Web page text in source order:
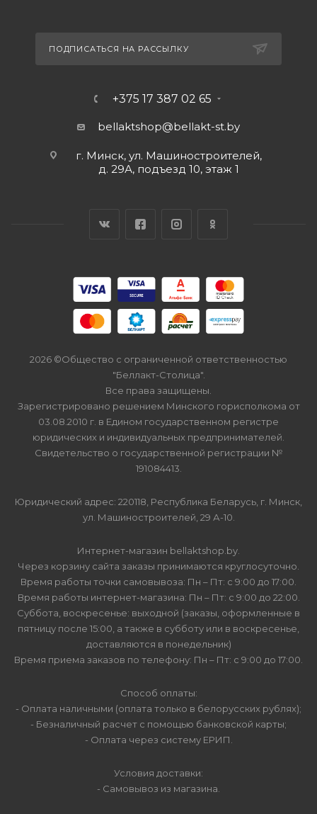
ПОДПИСАТЬСЯ НА РАССЫЛКУ
+375 17 387 02 65
bellaktshop@bellakt-st.by
г. Минск, ул. Машиностроителей,
д. 29А, подъезд 10, этаж 1
2026 ©Общество с ограниченной ответственностью
"Беллакт-Столица".
Все права защищены.
Зарегистрировано решением Минского горисполкома от
03.08.2010 г. в Едином государственном регистре
юридических и индивидуальных предпринимателей.
Свидетельство о государственной регистрации №
191084413.
Юридический адрес: 220118, Республика Беларусь, г. Минск,
ул. Машиностроителей, 29 А-10.
Интернет-магазин bellaktshop.by.
Через корзину сайта заказы принимаются круглосуточно.
Время работы точки самовывоза: Пн – Пт: с 9:00 до 17:00.
Время работы интернет-магазина: Пн – Пт: с 9:00 до 22:00.
Суббота, воскресенье: выходной (заказы, оформленные в
пятницу после 15:00, а также в субботу или в воскресенье,
доставляются в понедельник)
Время приема заказов по телефону: Пн – Пт: с 9:00 до 17:00.
Способ оплаты:
- Оплата наличными (оплата только в белорусских рублях);
- Безналичный расчет с помощью банковской карты;
- Оплата через систему ЕРИП.
Условия доставки:
- Самовывоз из магазина.